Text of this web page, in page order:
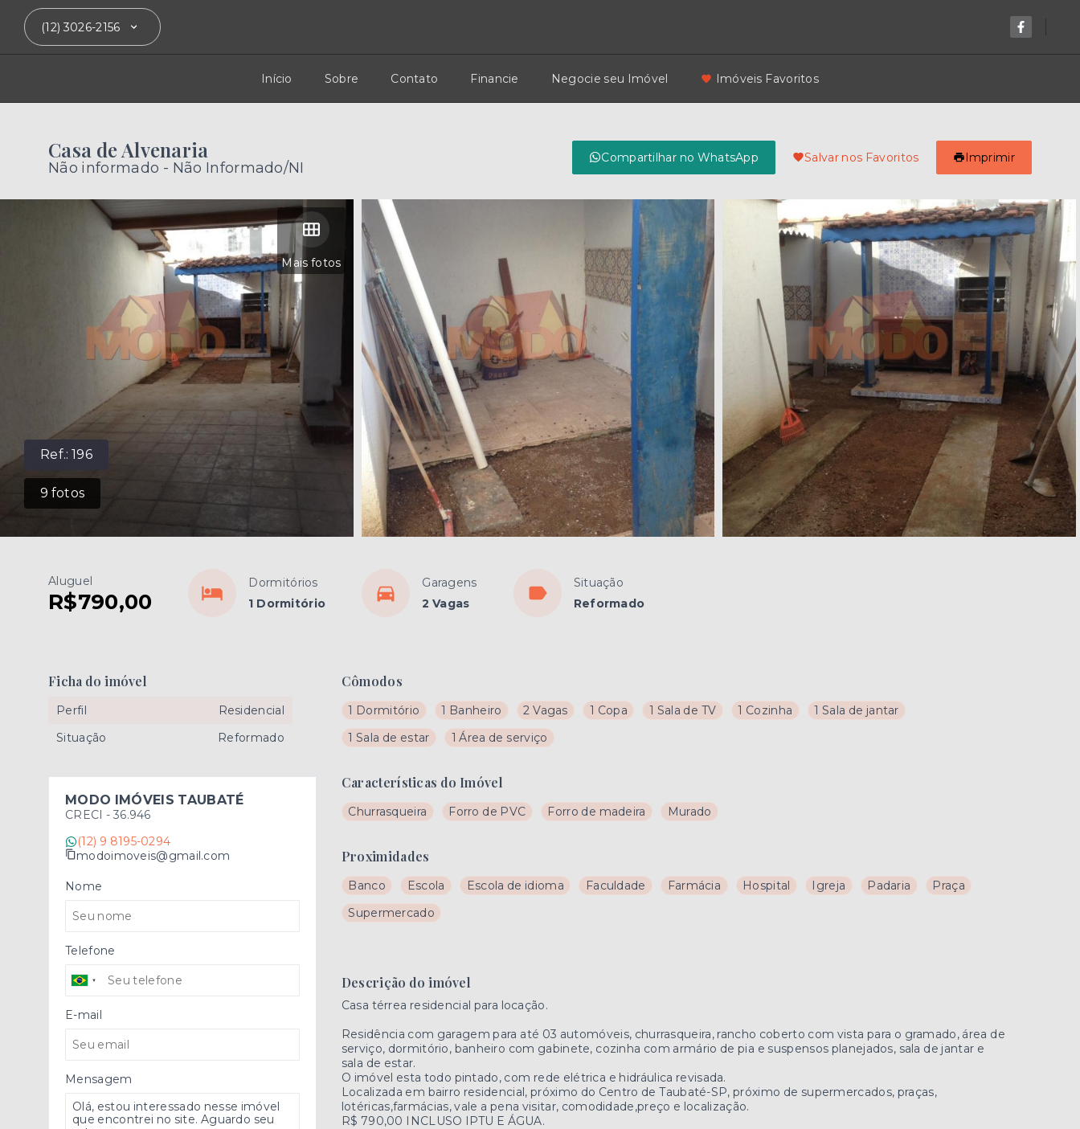
(12) 3026-2156
Início Sobre Contato Financie Negocie seu Imóvel Imóveis Favoritos
Casa de Alvenaria
Não informado - Não Informado/NI
Compartilhar no WhatsApp Salvar nos Favoritos Imprimir
Ref.:196
9 fotos
Mais fotos
Aluguel
R$790,00
Dormitórios
1 Dormitório
Garagens
2 Vagas
Situação
Reformado
Cômodos
1 Dormitório 1 Banheiro 2 Vagas 1 Copa 1 Sala de TV 1 Cozinha
1 Sala de jantar
1 Sala de estar
1 Área de serviço
Características do Imóvel
Churrasqueira Forro de PVC Forro de madeira Murado
Proximidades
Banco Escola Escola de idioma Faculdade Farmácia Hospital Igreja Padaria
Praça
Supermercado
Descrição do imóvel
Casa térrea residencial para locação.
Residência com garagem para até 03 automóveis, churrasqueira, rancho coberto com vista para o gramado, área de
serviço, dormitório, banheiro com gabinete, cozinha com armário de pia e suspensos planejados, sala de jantar e
sala de estar.
O imóvel esta todo pintado, com rede elétrica e hidráulica revisada.
Localizada em bairro residencial, próximo do Centro de Taubaté-SP, próximo de supermercados, praças,
lotéricas,farmácias, vale a pena visitar, comodidade,preço e localização.
R$ 790,00 INCLUSO IPTU E ÁGUA.
Ficha do imóvel
Perfil
Residencial
Situação
Reformado
MODO IMÓVEIS TAUBATÉ
CRECI - 36.946
(12) 9 8195-0294
modoimoveis@gmail.com
Nome
Telefone
E-mail
Mensagem